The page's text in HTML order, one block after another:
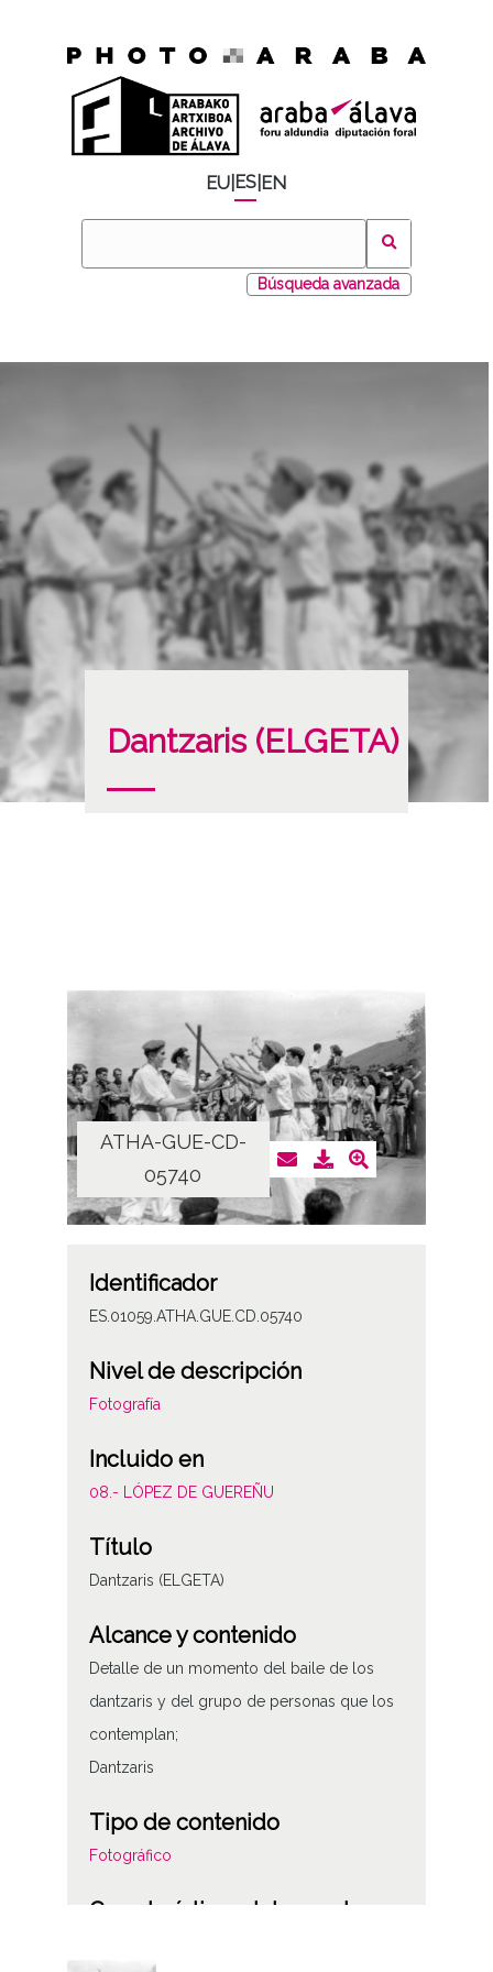
EU ES EN
Búsqueda avanzada
Dantzaris (ELGETA)
ATHA-GUE-CD-
05740
Identificador
ES.01059.ATHA.GUE.CD.05740
Nivel de descripción
Fotografía
Incluido en
08.- LÓPEZ DE GUEREÑU
Título
Dantzaris (ELGETA)
Alcance y contenido
Detalle de un momento del baile de los
dantzaris y del grupo de personas que los
contemplan;
Dantzaris
Tipo de contenido
Fotográfico
Características del soporte